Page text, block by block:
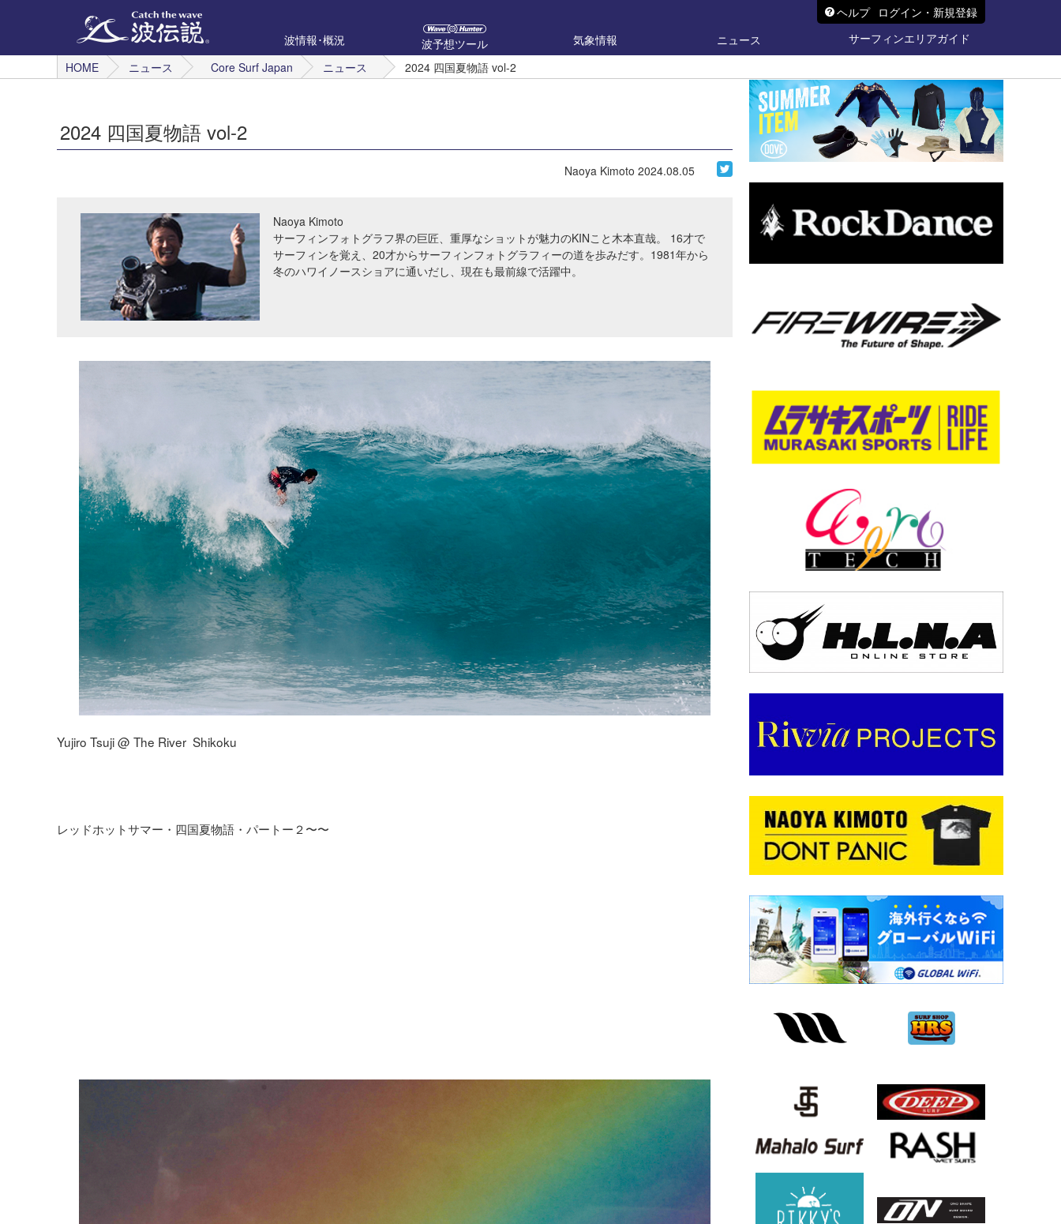
ヘルプ ログイン・新規登録
波情報･概況
波予想ツール 気象情報 ニュース
サーフィンエリアガイド
HOME
ニュース Core Surf Japan ニュース 2024 四国夏物語 vol-2
2024 四国夏物語 vol-2
Naoya Kimoto 2024.08.05
Naoya Kimoto
サーフィンフォトグラフ界の巨匠、重厚なショットが魅力のKINこと木本直哉。 16才で
サーフィンを覚え、20才からサーフィンフォトグラフィーの道を歩みだす。1981年から
冬のハワイノースショアに通いだし、現在も最前線で活躍中。
Yujiro Tsuji @ The River Shikoku
レッドホットサマー・四国夏物語・パートー２〜〜